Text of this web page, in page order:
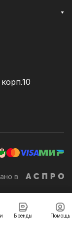
Бренды Помощь
в